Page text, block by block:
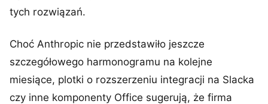
tych rozwiązań.
Choć Anthropic nie przedstawiło jeszcze
szczegółowego harmonogramu na kolejne
miesiące, plotki o rozszerzeniu integracji na Slacka
czy inne komponenty Office sugerują, że firma